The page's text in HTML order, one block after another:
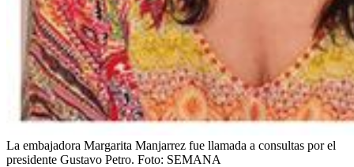
La embajadora Margarita Manjarrez fue llamada a consultas por el
presidente Gustavo Petro. Foto: SEMANA